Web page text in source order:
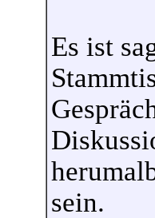
Es ist
sein.